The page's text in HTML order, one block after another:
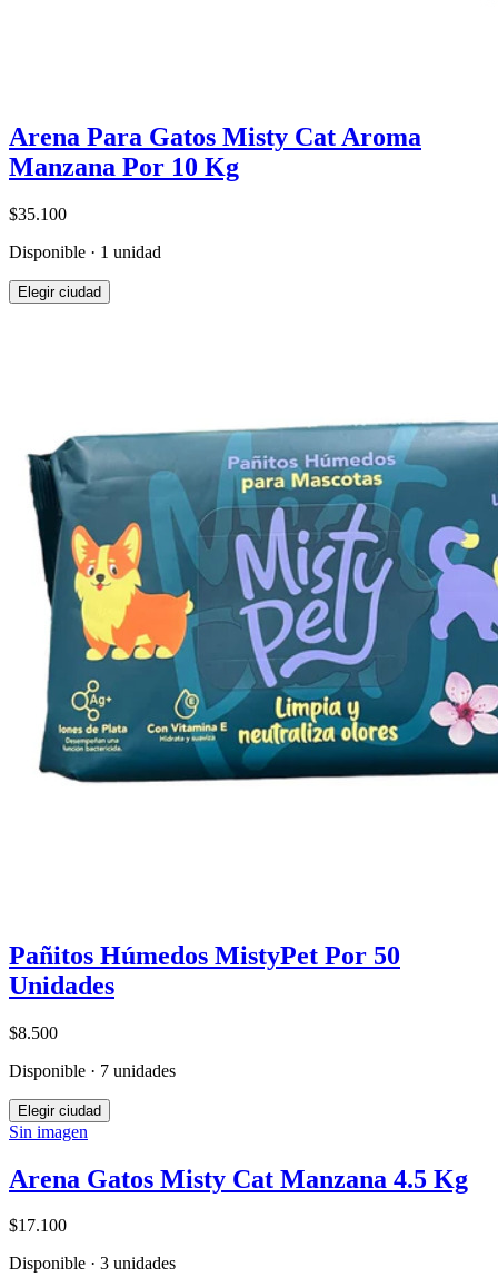
Arena Para Gatos Misty Cat Aroma
Manzana Por 10 Kg
$35.100
Disponible · 1 unidad
Elegir ciudad
Pañitos Húmedos MistyPet Por 50
Unidades
$8.500
Disponible · 7 unidades
Elegir ciudad
Sin imagen
Arena Gatos Misty Cat Manzana 4.5 Kg
$17.100
Disponible · 3 unidades